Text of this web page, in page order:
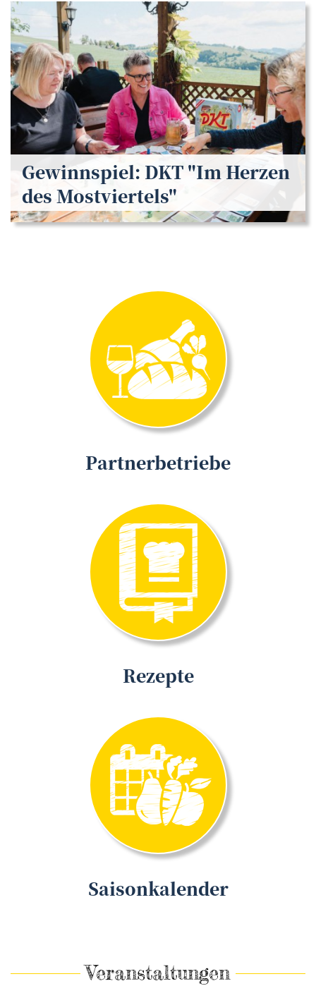
©Oliver Gratzer
Gewinnspiel: DKT "Im Herzen
des Mostviertels"
Partnerbetriebe
Rezepte
Saisonkalender
Veranstaltungen